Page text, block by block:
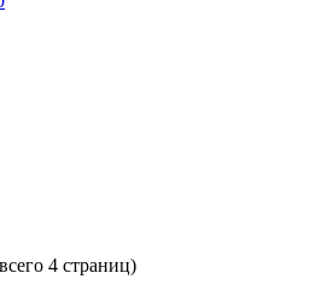
4 страниц)